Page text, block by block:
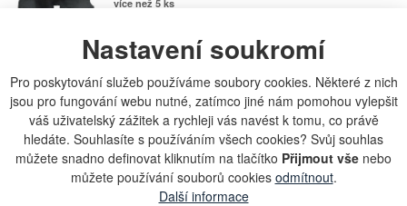
Nastavení soukromí
Pro poskytování služeb používáme soubory cookies. Některé z nich
jsou pro fungování webu nutné, zatímco jiné nám pomohou vylepšit
váš uživatelský zážitek a rychleji vás navést k tomu, co právě
hledáte. Souhlasíte s používáním všech cookies? Svůj souhlas
můžete snadno definovat kliknutím na tlačítko Přijmout vše nebo
můžete používání souborů cookies odmítnout.
Další informace
více než 5 ks
1 989,24 Kč
Chcete dostávat lákavé nabídky přímo do své e-
mailové schránky?